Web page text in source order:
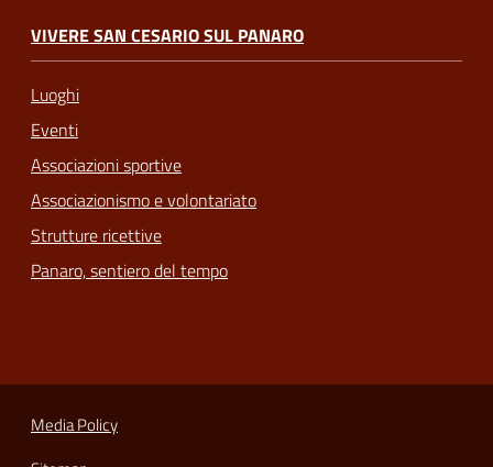
VIVERE SAN CESARIO SUL PANARO
Luoghi
Eventi
Associazioni sportive
Associazionismo e volontariato
Strutture ricettive
Panaro, sentiero del tempo
Media Policy